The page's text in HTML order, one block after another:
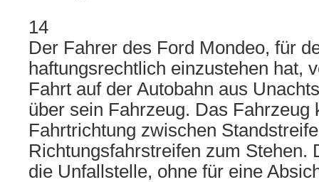
14
Der Fahrer des Ford Mondeo, für
haftungsrechtlich einzustehen hat,
Fahrt auf der Autobahn aus
über sein Fahrzeug. Das Fahrzeug
Fahrtrichtung zwischen
Richtungsfahrstreifen zum Stehen.
die Unfallstelle, ohne für eine